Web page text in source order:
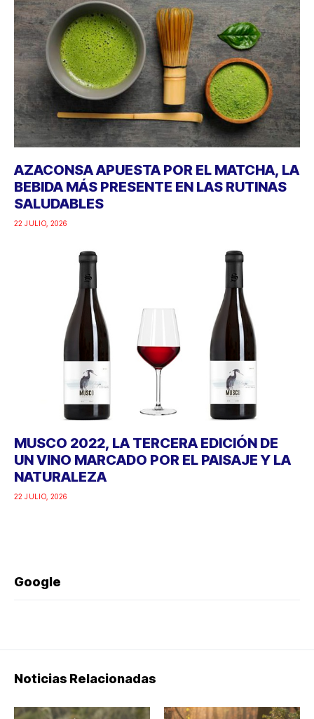
AZACONSA APUESTA POR EL MATCHA, LA
BEBIDA MÁS PRESENTE EN LAS RUTINAS
SALUDABLES
22 JULIO, 2026
MUSCO 2022, LA TERCERA EDICIÓN DE
UN VINO MARCADO POR EL PAISAJE Y LA
NATURALEZA
22 JULIO, 2026
Google
Noticias Relacionadas